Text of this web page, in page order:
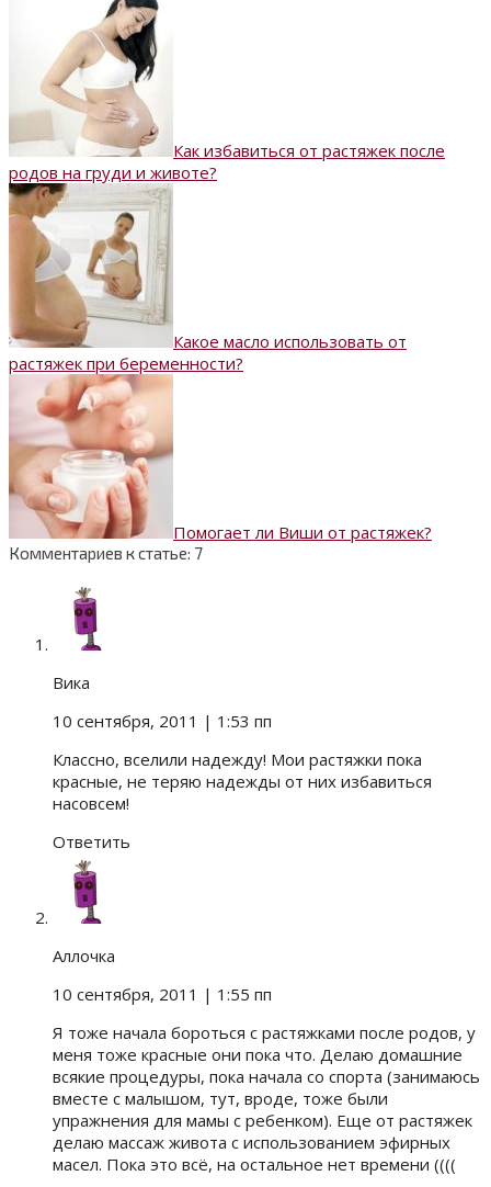
Как избавиться от растяжек после
родов на груди и животе?
Какое масло использовать от
растяжек при беременности?
Помогает ли Виши от растяжек?
Комментариев к статье: 7
Вика
10 сентября, 2011 | 1:53 пп
Классно, вселили надежду! Мои растяжки пока
красные, не теряю надежды от них избавиться
насовсем!
Ответить
Аллочка
10 сентября, 2011 | 1:55 пп
Я тоже начала бороться с растяжками после родов, у
меня тоже красные они пока что. Делаю домашние
всякие процедуры, пока начала со спорта (занимаюсь
вместе с малышом, тут, вроде, тоже были
упражнения для мамы с ребенком). Еще от растяжек
делаю массаж живота с использованием эфирных
масел. Пока это всё, на остальное нет времени ((((